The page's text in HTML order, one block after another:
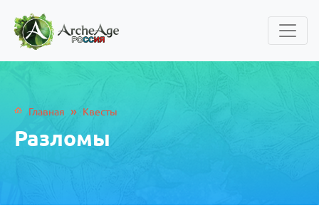
Главная » Квесты
Разломы